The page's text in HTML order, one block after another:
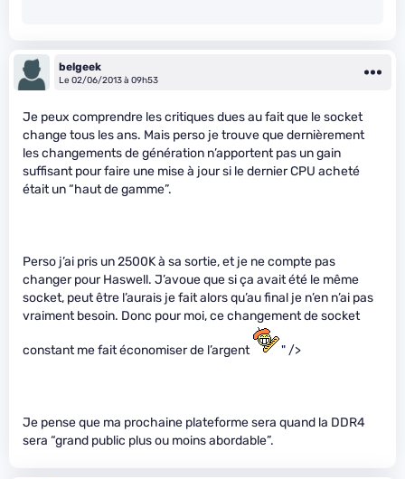
belgeek
Le 02/06/2013 à 09h53
Je peux comprendre les critiques dues au fait que le socket
change tous les ans. Mais perso je trouve que dernièrement
les changements de génération n’apportent pas un gain
suffisant pour faire une mise à jour si le dernier CPU acheté
était un “haut de gamme”.
Perso j’ai pris un 2500K à sa sortie, et je ne compte pas
changer pour Haswell. J’avoue que si ça avait été le même
socket, peut être l’aurais je fait alors qu’au final je n’en n’ai pas
vraiment besoin. Donc pour moi, ce changement de socket
constant me fait économiser de l’argent " />
Je pense que ma prochaine plateforme sera quand la DDR4
sera “grand public plus ou moins abordable”.